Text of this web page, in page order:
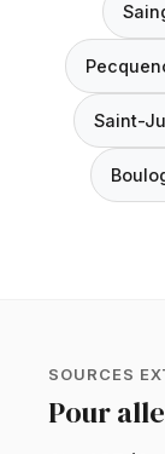
Saint-
SOURCES
Pour